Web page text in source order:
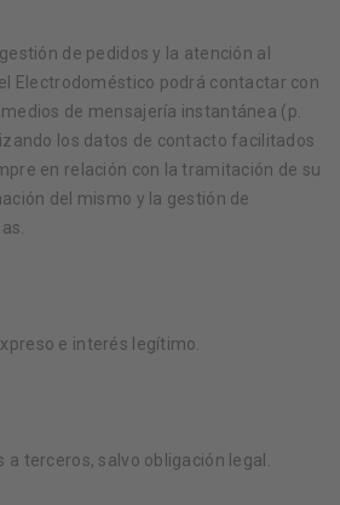
de pedidos y la atención al
Electrodoméstico podrá contactar con
de mensajería instantánea (p.
los datos de contacto facilitados
en relación con la tramitación de su
del mismo y la gestión de
e interés legítimo.
a terceros, salvo obligación legal.